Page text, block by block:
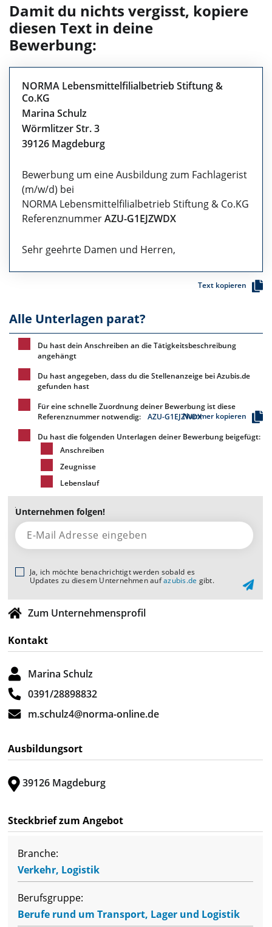
Damit du nichts vergisst, kopiere
diesen Text in deine
Bewerbung:
NORMA Lebensmittelfilialbetrieb Stiftung &
Co.KG
Marina Schulz
Wörmlitzer Str. 3
39126 Magdeburg
Bewerbung um eine Ausbildung zum Fachlagerist
(m/w/d) bei
NORMA Lebensmittelfilialbetrieb Stiftung & Co.KG
ReferenznummerAZU-G1EJZWDX
Sehr geehrte Damen und Herren,
Text kopieren
Alle Unterlagen parat?
Du hast dein Anschreiben an die Tätigkeitsbeschreibung
angehängt
Du hast angegeben, dass du die Stellenanzeige bei Azubis.de
gefunden hast
Für eine schnelle Zuordnung deiner Bewerbung ist diese
Referenznummer notwendig:
AZU-G1EJZWDXNummer kopieren
Du hast die folgenden Unterlagen deiner Bewerbung beigefügt:
Anschreiben
Zeugnisse
Lebenslauf
Unternehmen folgen!
Ja, ich möchte benachrichtigt werden sobald es
Updates zu diesem Unternehmen aufazubis.de gibt.
Zum Unternehmensprofil
Kontakt
Marina Schulz
0391/28898832
m.schulz4@norma-online.de
Ausbildungsort
39126 Magdeburg
Steckbrief zum Angebot
Branche:
Verkehr, Logistik
Berufsgruppe:
Berufe rund um Transport, Lager und Logistik